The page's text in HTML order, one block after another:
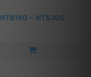
NT$180 ~ NT$300